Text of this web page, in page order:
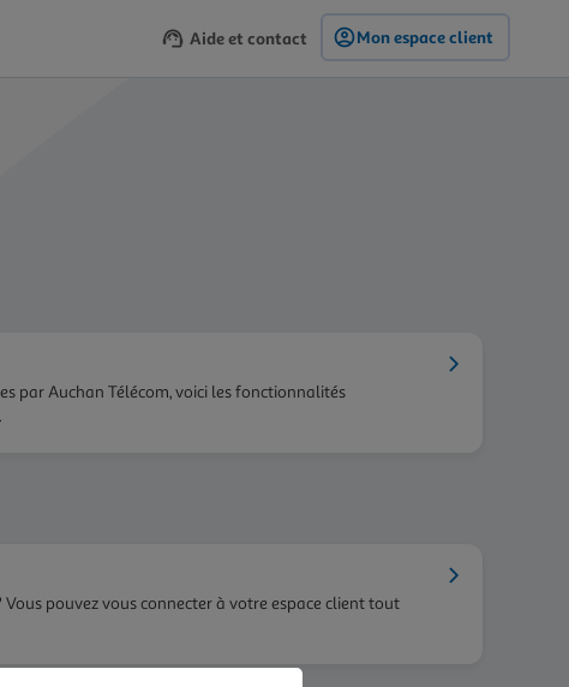
Aide et contact Mon espace client
par Auchan Télécom, voici les fonctionnalités
pouvez vous connecter à votre espace client tout